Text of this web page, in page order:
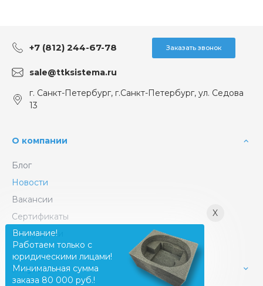
+7 (812) 244-67-78 Заказать звонок
sale@ttksistema.ru
г. Санкт-Петербург, г.Санкт-Петербург, ул. Седова
13
О компании
Блог
Новости
Вакансии
Сертификаты
Сотрудники
Услуги
X
Внимание!
Работаем только с
юридическими лицами!
Минимальная сумма
заказа 80 000 руб.!